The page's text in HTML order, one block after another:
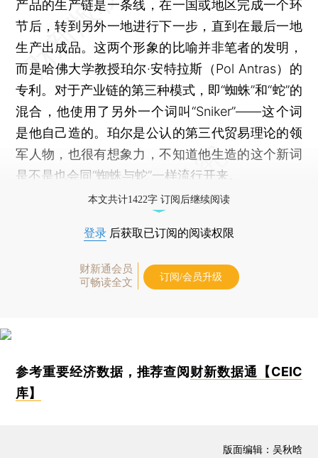
产品的生产链是一条线，在一国或地区完成一个环
节后，转到另外一地进行下一步，直到在最后一地
生产出成品。这两个形象的比喻并非笔者的发明，
而是哈佛大学教授珀尔·安特拉斯（Pol Antras）的
专利。对于产业链的第三种模式，即“蜘蛛”和“蛇”的
混合，他使用了另外一个词叫“Sniker”——这个词
是他自己造的。珀尔是公认的第三代贸易理论的领
军人物，也很有想象力，不知道他生造的这个新词
是不是也会同“蜘蛛与蛇”一样流行开来。
本文共计1422字 订阅后继续阅读
登录 后获取已订阅的阅读权限
财新通会员
可畅读全文
订阅/会员升级
参考重要经济数据，推荐查阅 财新数据通【CEIC
库】
版面编辑：吴秋晗